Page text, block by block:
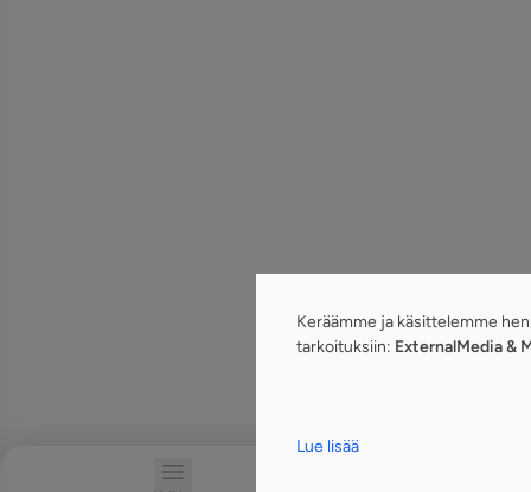
Keräämme ja käsittelemme
tarkoituksiin: ExternalMedia &
Lue lisää